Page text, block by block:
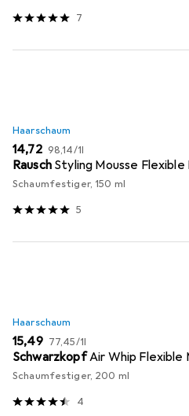
7
Haarschaum
EUR
14,72 EUR
98,14/1l
Rausch Styling Mousse
Schaumfestiger, 150 ml
5
Haarschaum
EUR
15,49 EUR
77,45/1l
SchwarzkopfAir Whip Flexible
Schaumfestiger, 200 ml
4